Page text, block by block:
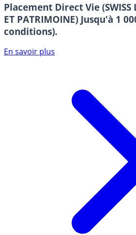
Placement Direct Vie (SWISS
ET PATRIMOINE) Jusqu'à 1
conditions).
En savoir plus